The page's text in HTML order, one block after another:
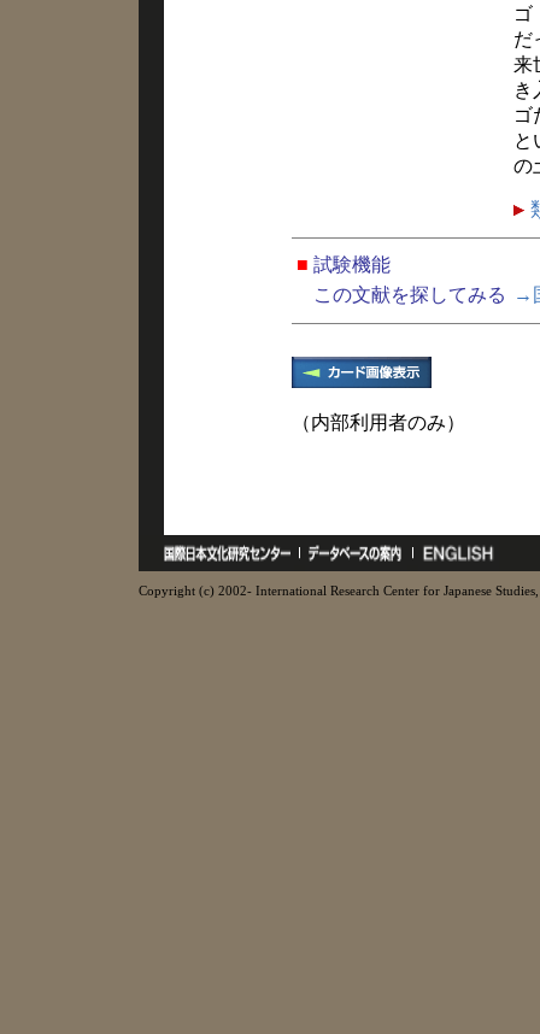
ゴ
だ
来
き
ゴ
と
の
■ 試験機能
この文献を探してみる
→
（内部利用者のみ）
Copyright (c) 2002- International Research Center for Japanese